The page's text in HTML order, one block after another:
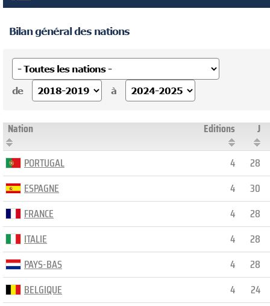
Bilan général des nations
de à
Nation
PORTUGAL
ESPAGNE
FRANCE
ITALIE
PAYS-BAS
BELGIQUE
Editions J
4
28
4
30
4
28
4
28
4
28
4
24